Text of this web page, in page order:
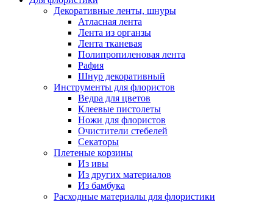
Декоративные ленты, шнуры
Атласная лента
Лента из органзы
Лента тканевая
Полипропиленовая лента
Рафия
Шнур декоративный
Инструменты для флористов
Ведра для цветов
Клеевые пистолеты
Ножи для флористов
Очистители стебелей
Секаторы
Плетеные корзины
Из ивы
Из других материалов
Из бамбука
Расходные материалы для флористики